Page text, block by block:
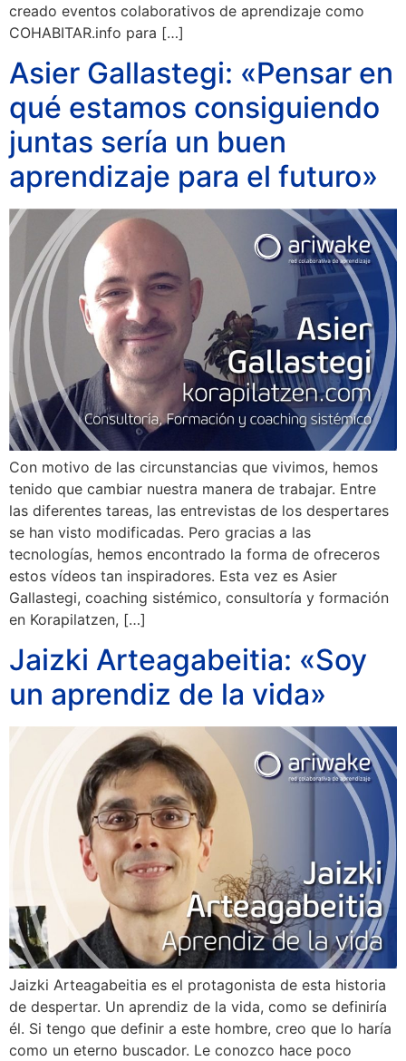
creado eventos colaborativos de aprendizaje como
COHABITAR.info para […]
Asier Gallastegi: «Pensar en
qué estamos consiguiendo
juntas sería un buen
aprendizaje para el futuro»
Con motivo de las circunstancias que vivimos, hemos
tenido que cambiar nuestra manera de trabajar. Entre
las diferentes tareas, las entrevistas de los despertares
se han visto modificadas. Pero gracias a las
tecnologías, hemos encontrado la forma de ofreceros
estos vídeos tan inspiradores. Esta vez es Asier
Gallastegi, coaching sistémico, consultoría y formación
en Korapilatzen, […]
Jaizki Arteagabeitia: «Soy
un aprendiz de la vida»
Jaizki Arteagabeitia es el protagonista de esta historia
de despertar. Un aprendiz de la vida, como se definiría
él. Si tengo que definir a este hombre, creo que lo haría
como un eterno buscador. Le conozco hace poco